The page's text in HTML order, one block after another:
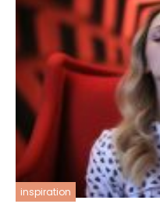
inspiration